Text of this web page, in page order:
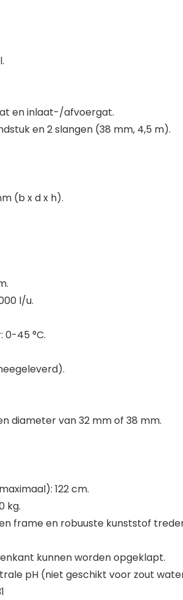
en inlaat-/afvoergat.
en 2 slangen (38 mm, 4,5 m).
(b x d x h).
l/u.
45 °C.
diameter van 32 mm of 38 mm.
122 cm.
kg.
frame en robuuste kunststof
kunnen worden opgeklapt.
pH (niet geschikt voor zout